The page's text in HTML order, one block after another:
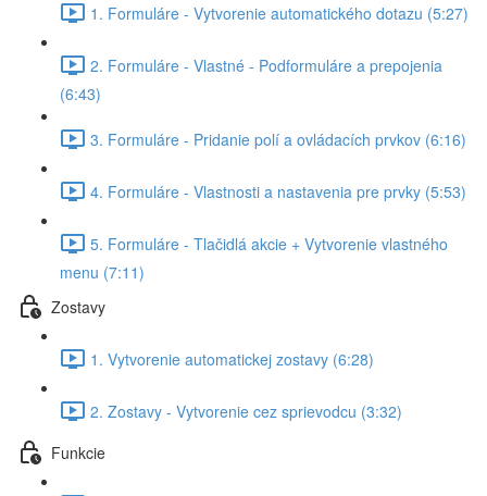
1. Formuláre - Vytvorenie automatického dotazu (5:27)
2. Formuláre - Vlastné - Podformuláre a prepojenia
(6:43)
3. Formuláre - Pridanie polí a ovládacích prvkov (6:16)
4. Formuláre - Vlastnosti a nastavenia pre prvky (5:53)
5. Formuláre - Tlačidlá akcie + Vytvorenie vlastného
menu (7:11)
Zostavy
1. Vytvorenie automatickej zostavy (6:28)
2. Zostavy - Vytvorenie cez sprievodcu (3:32)
Funkcie